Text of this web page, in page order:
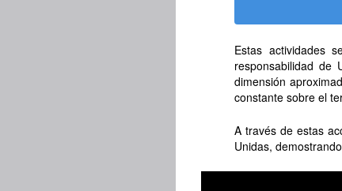
Estas actividades
responsabilidad de
dimensión
constante sobre el
A través de estas
Unidas,